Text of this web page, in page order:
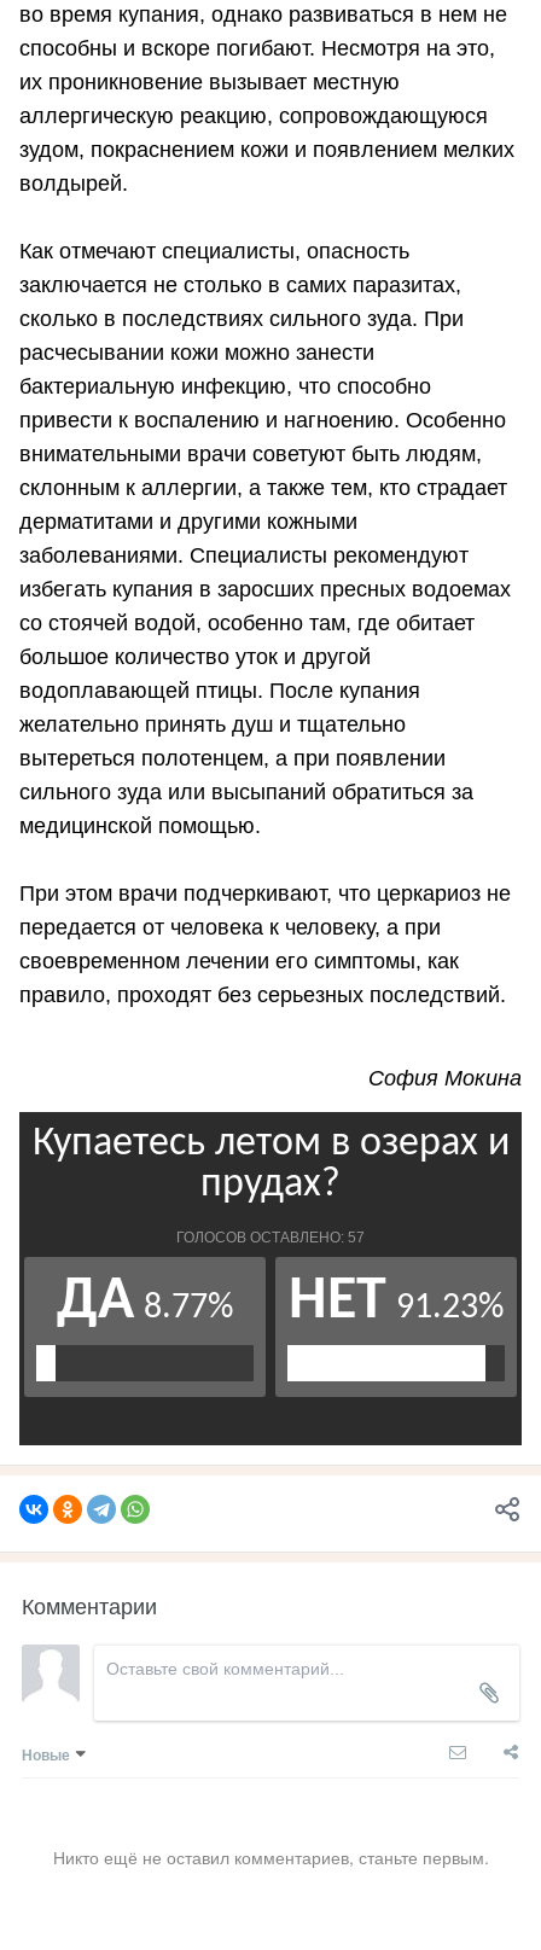
во время купания, однако развиваться в нем не
способны и вскоре погибают. Несмотря на это,
их проникновение вызывает местную
аллергическую реакцию, сопровождающуюся
зудом, покраснением кожи и появлением мелких
волдырей.
Как отмечают специалисты, опасность
заключается не столько в самих паразитах,
сколько в последствиях сильного зуда. При
расчесывании кожи можно занести
бактериальную инфекцию, что способно
привести к воспалению и нагноению. Особенно
внимательными врачи советуют быть людям,
склонным к аллергии, а также тем, кто страдает
дерматитами и другими кожными
заболеваниями. Специалисты рекомендуют
избегать купания в заросших пресных водоемах
со стоячей водой, особенно там, где обитает
большое количество уток и другой
водоплавающей птицы. После купания
желательно принять душ и тщательно
вытереться полотенцем, а при появлении
сильного зуда или высыпаний обратиться за
медицинской помощью.
При этом врачи подчеркивают, что церкариоз не
передается от человека к человеку, а при
своевременном лечении его симптомы, как
правило, проходят без серьезных последствий.
София Мокина
Комментарии
Новые
Никто ещё не оставил комментариев, станьте первым.